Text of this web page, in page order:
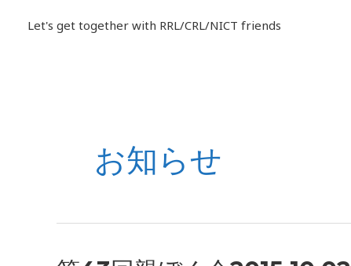
Let's get together with RRL/CRL/NICT friends
お知らせ
り